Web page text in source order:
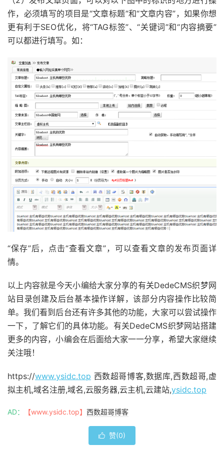
作，必须填写的项目是“文章标题”和“文章内容”，如果你想
更有利于SEO优化，将“TAG标签”、“关键词”和“内容摘要”
可以都进行填写。如：
“保存”后，点击“查看文章”，可以查看文章的发布页面详
情。
以上内容就是今天小编给大家分享的有关DedeCMS织梦网
站目录创建及后台基本操作详解，该部分内容操作比较简
单。我们看到后台还有许多其他的功能，大家可以尝试操作
一下，了解它们的具体功能。有关DedeCMS织梦网站搭建
更多的内容，小编会在后面给大家一一分享，希望大家继续
关注哦！
https://www.ysidc.top 西数超哥博客,数据库,西数超哥,虚
拟主机,域名注册,域名,云服务器,云主机,云建站,ysidc.top
AD： 【www.ysidc.top】 西数超哥博客
 赞(0)